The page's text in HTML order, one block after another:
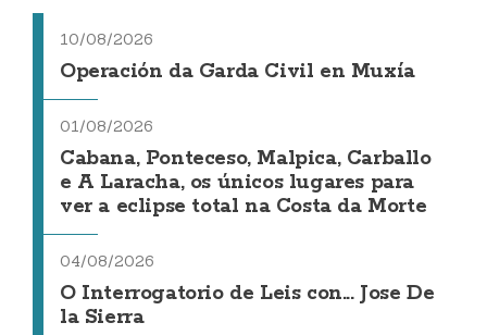
10/08/2026
Operación da Garda Civil en Muxía
01/08/2026
Cabana, Ponteceso, Malpica, Carballo
e A Laracha, os únicos lugares para
ver a eclipse total na Costa da Morte
04/08/2026
O Interrogatorio de Leis con... Jose De
la Sierra